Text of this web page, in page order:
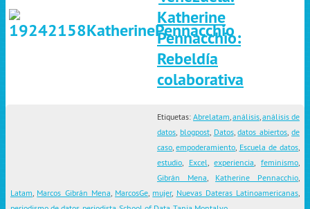
Katherine
Pennacchio:
Rebeldía
colaborativa
Etiquetas: Abrelatam,análisis,análisis de
datos, blogpost, Datos,datos abiertos,de
caso,empoderamiento, Escuela de datos,
estudio, Excel,experiencia,feminismo,
Gibrán Mena, Katherine Pennacchio,
Latam, Marcos Gibrán Mena, MarcosGe, mujer, Nuevas Dateras Latinoamericanas,